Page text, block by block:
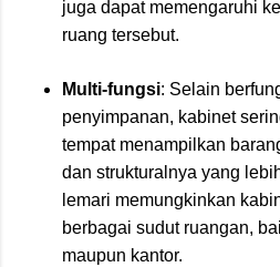
juga dapat memengaruhi
ruang tersebut.
Multi-fungsi: Selain
penyimpanan, kabinet
tempat menampilkan
dan strukturalnya yang
lemari memungkinkan
berbagai sudut ruangan,
maupun kantor.